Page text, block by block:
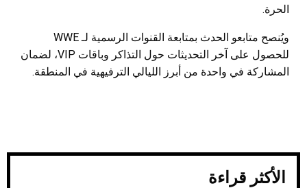
الحرة.
ويُنصح متابعو الحدث بمتابعة القنوات الرسمية لـ WWE
للحصول على آخر التحديثات حول التذاكر وباقات VIP، لضمان
المشاركة في واحدة من أبرز الليالي الترفيهية في المنطقة.
الأكثر قراءة